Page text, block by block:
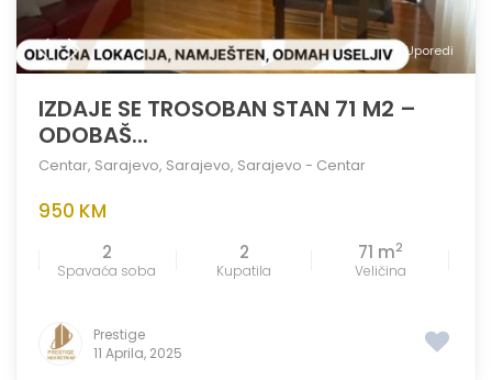
Uporedi
IZDAJE SE TROSOBAN STAN 71 M2 –
ODOBAŠ...
Centar, Sarajevo, Sarajevo, Sarajevo - Centar
950 KM
2
Spavaća soba
2
Kupatila
71 m2
Veličina
Prestige
11 Aprila, 2025